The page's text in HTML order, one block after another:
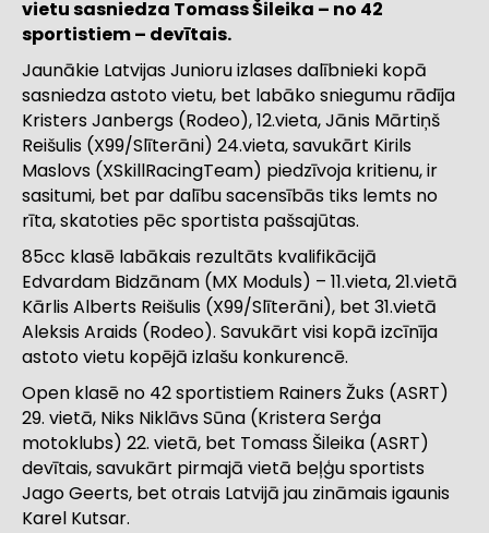
vietu sasniedza Tomass Šileika – no 42
sportistiem – devītais.
Jaunākie Latvijas Junioru izlases dalībnieki kopā
sasniedza astoto vietu, bet labāko sniegumu rādīja
Kristers Janbergs (Rodeo), 12.vieta, Jānis Mārtiņš
Reišulis (X99/Slīterāni) 24.vieta, savukārt Kirils
Maslovs (XSkillRacingTeam) piedzīvoja kritienu, ir
sasitumi, bet par dalību sacensībās tiks lemts no
rīta, skatoties pēc sportista pašsajūtas.
85cc klasē labākais rezultāts kvalifikācijā
Edvardam Bidzānam (MX Moduls) – 11.vieta, 21.vietā
Kārlis Alberts Reišulis (X99/Slīterāni), bet 31.vietā
Aleksis Araids (Rodeo). Savukārt visi kopā izcīnīja
astoto vietu kopējā izlašu konkurencē.
Open klasē no 42 sportistiem Rainers Žuks (ASRT)
29. vietā, Niks Niklāvs Sūna (Kristera Serģa
motoklubs) 22. vietā, bet Tomass Šileika (ASRT)
devītais, savukārt pirmajā vietā beļģu sportists
Jago Geerts, bet otrais Latvijā jau zināmais igaunis
Karel Kutsar.